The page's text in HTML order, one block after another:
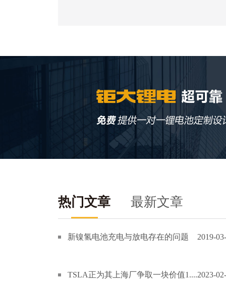
热门文章 最新文章
新镍氢电池充电与放电存在的问题 2019-
TSLA正为其上海厂争取一块价值1....2023-